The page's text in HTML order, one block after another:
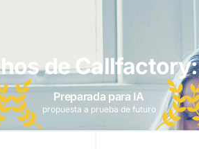
de Callfactory:
Preparada para IA
propuesta a prueba de futuro